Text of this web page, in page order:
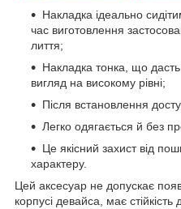
Накладка ідеально
час виготовлення
лиття;
Накладка тонка, що дасть
вигляд на високому рівні;
Після встановлення
Легко одягається й без
Це якісний захист від
характеру.
Цей аксесуар не допускає
корпусі девайса, має